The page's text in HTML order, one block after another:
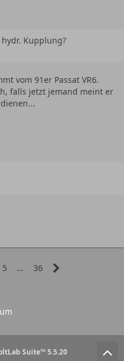
Kupplung?
vom 91er Passat VR6.
falls jetzt jemand meint er
5 … 36
Suite™ 5.5.20